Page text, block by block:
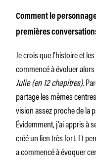
Comment le
premières
Je crois que l’histoire et
commencé à évoluer
Julie (en 12 chapitres).
partage les mêmes
vision assez proche de la
Évidemment, j’ai appris à
créé un lien très fort. Et
a commencé à évoquer